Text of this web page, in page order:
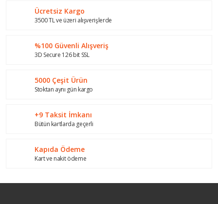
Ücretsiz Kargo
3500 TL ve üzeri alışverişlerde
%100 Güvenli Alışveriş
3D Secure 126 bit SSL
5000 Çeşit Ürün
Stoktan aynı gün kargo
+9 Taksit İmkanı
Bütün kartlarda geçerli
Kapıda Ödeme
Kart ve nakit ödeme